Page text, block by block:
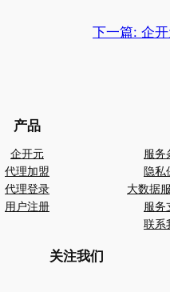
下一篇: 企
产品
企开元
代理加盟
代理登录
用户注册
服务
隐私
大数据
服务
联系
关注我们